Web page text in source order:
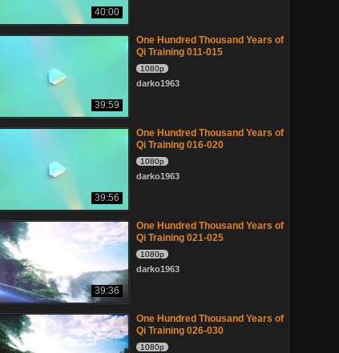
40:00
39:59
One Hundred Thousand Years of
Qi Training 011-015
1080p
darko1963
39:56
One Hundred Thousand Years of
Qi Training 016-020
1080p
darko1963
39:36
One Hundred Thousand Years of
Qi Training 021-025
1080p
darko1963
One Hundred Thousand Years of
Qi Training 026-030
1080p